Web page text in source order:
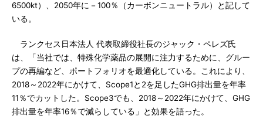
6500kt）、2050年に－100％（カーボンニュートラル）と記して
いる。
ランクセス日本法人 代表取締役社長のジャック・ペレズ氏
は、「当社では、特殊化学薬品の展開に注力するために、グルー
プの再編など、ポートフォリオを最適化している。これにより、
2018～2022年にかけて、Scope1と2を足したGHG排出量を年率
11％でカットした。Scope3でも、2018～2022年にかけて、GHG
排出量を年率16％で減らしている」と効果を語った。